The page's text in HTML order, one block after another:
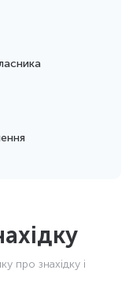
про знахідку і